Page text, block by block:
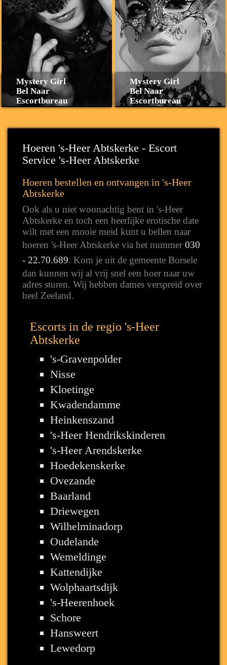
Mystery Girl
Bel Naar
Escortbureau
Mystery Girl
Bel Naar
Escortbureau
Hoeren 's-Heer Abtskerke - Escort
Service 's-Heer Abtskerke
Hoeren bestellen en ontvangen in 's-Heer
Abtskerke
Ook als u niet woonachtig bent in 's-Heer
Abtskerke en toch een heerlijke erotische date
wilt met een mooie meid kunt u bellen naar
hoeren 's-Heer Abtskerke via het nummer 030
- 22.70.689. Kom je uit de gemeente Borsele
dan kunnen wij al vrij snel een hoer naar uw
adres sturen. Wij hebben dames verspreid over
heel Zeeland.
Escorts in de regio 's-Heer
Abtskerke
's-Gravenpolder
Nisse
Kloetinge
Kwadendamme
Heinkenszand
's-Heer Hendrikskinderen
's-Heer Arendskerke
Hoedekenskerke
Ovezande
Baarland
Driewegen
Wilhelminadorp
Oudelande
Wemeldinge
Kattendijke
Wolphaartsdijk
's-Heerenhoek
Schore
Hansweert
Lewedorp